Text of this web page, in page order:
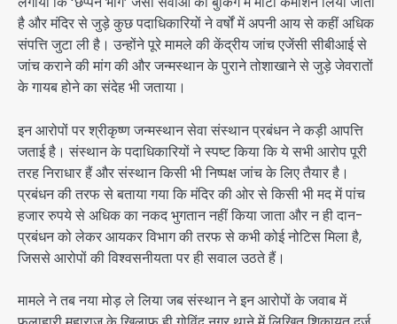
है और मंदिर से जुड़े कुछ पदाधिकारियों ने वर्षों में अपनी आय से कहीं अधिक
संपत्ति जुटा ली है। उन्होंने पूरे मामले की केंद्रीय जांच एजेंसी सीबीआई से
जांच कराने की मांग की और जन्मस्थान के पुराने तोशाखाने से जुड़े जेवरातों
के गायब होने का संदेह भी जताया।
इन आरोपों पर श्रीकृष्ण जन्मस्थान सेवा संस्थान प्रबंधन ने कड़ी आपत्ति
जताई है। संस्थान के पदाधिकारियों ने स्पष्ट किया कि ये सभी आरोप पूरी
तरह निराधार हैं और संस्थान किसी भी निष्पक्ष जांच के लिए तैयार है।
प्रबंधन की तरफ से बताया गया कि मंदिर की ओर से किसी भी मद में पांच
हजार रुपये से अधिक का नकद भुगतान नहीं किया जाता और न ही दान-
प्रबंधन को लेकर आयकर विभाग की तरफ से कभी कोई नोटिस मिला है,
जिससे आरोपों की विश्वसनीयता पर ही सवाल उठते हैं।
मामले ने तब नया मोड़ ले लिया जब संस्थान ने इन आरोपों के जवाब में